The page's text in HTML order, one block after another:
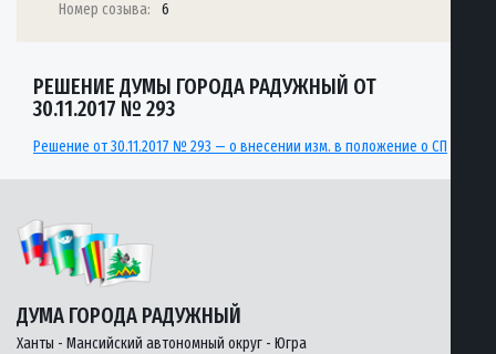
Номер созыва:
6
РЕШЕНИЕ ДУМЫ ГОРОДА РАДУЖНЫЙ ОТ
30.11.2017 № 293
Решение от 30.11.2017 № 293 — о внесении изм. в положение о СП
ДУМА ГОРОДА РАДУЖНЫЙ
Ханты - Мансийский автономный округ - Югра